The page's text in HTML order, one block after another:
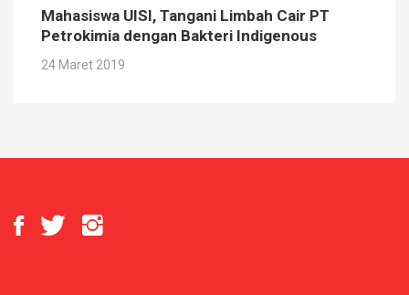
Mahasiswa UISI, Tangani Limbah Cair PT
Petrokimia dengan Bakteri Indigenous
24 Maret 2019